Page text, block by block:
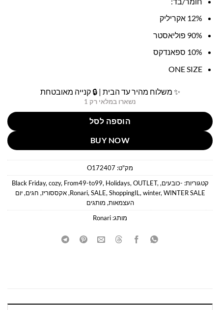
12% אקריליק
90% פוליאסטר
10% ספאנדקס
ONE SIZE
✨ משלוח מהיר עד הבית | 🔒 קנייה מאובטחת
נשארו במלאי רק 1
הוספה לסל
BUY NOW
מק"ט: O172407
קטגוריות: -כובעים,
Black Friday,cozy, From49-to99, Holidays,OUTLET,
Ronari,SALE,ShoppingIL,winter,WINTER SALE
,אקססוריז, חגים,יום
העצמאות, מותגים
מותג: Ronari